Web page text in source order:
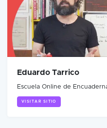
Eduardo Tarrico
Escuela Online de
VISITAR SITIO